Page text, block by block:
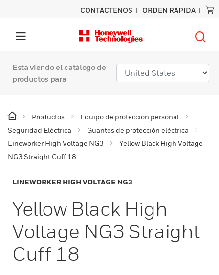
CONTÁCTENOS ORDEN RÁPIDA
Está viendo el catálogo de
productos para
Productos
Equipo de protección personal
Seguridad Eléctrica
Guantes de protección eléctrica
Lineworker High Voltage NG3
Yellow Black High Voltage
NG3 Straight Cuff 18
LINEWORKER HIGH VOLTAGE NG3
Yellow Black High
Voltage NG3 Straight
Cuff 18